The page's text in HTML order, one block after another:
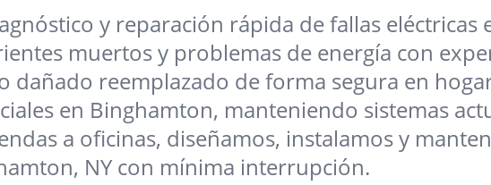
y reparación rápida de fallas eléctricas
muertos y problemas de energía con
dañado reemplazado de forma segura en
en Binghamton, manteniendo sistemas
a oficinas, diseñamos, instalamos y
NY con mínima interrupción.